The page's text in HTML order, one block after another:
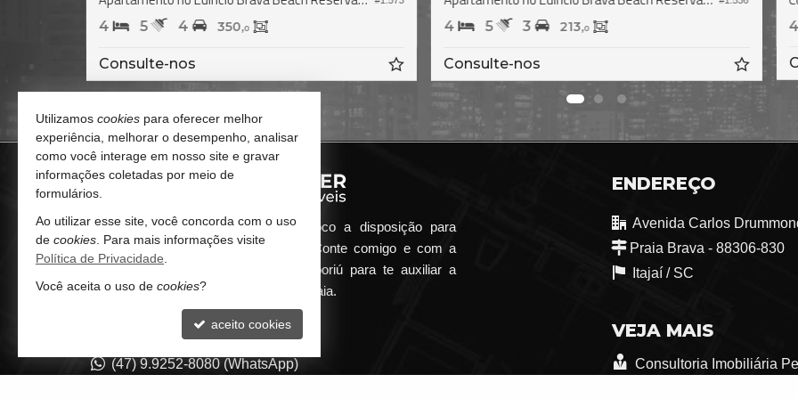
4 5 4 350,0
Consulte-nos
4 5 3 213,0
Consulte-nos
4
Qualquer dúvida que surgir me coloco a disposição para
atender de maneira ágil e eficiente. Conte comigo e com a
minha imobiliária em Balneário Camboriú para te auxiliar a
encontrar o seu imóvel ideal aqui na Praia.
ENDEREÇO
Avenida Carlos
Praia Brava - 88306-830
Itajaí / SC
(47) 9.9252-8080 (WhatsApp)
VEJA MAIS
Consultoria Imobiliária
Utilizamos cookies para oferecer melhor
experiência, melhorar o desempenho, analisar
como você interage em nosso site e gravar
informações coletadas por meio de
formulários.
Ao utilizar esse site, você concorda com o uso
de cookies . Para mais informações visite
Política de Privacidade
Você aceita o uso de cookies?
aceito cookies